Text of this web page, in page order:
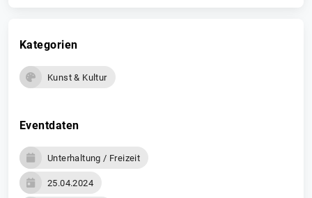
Kategorien
Kunst & Kultur
Eventdaten
Unterhaltung / Freizeit
25.04.2024